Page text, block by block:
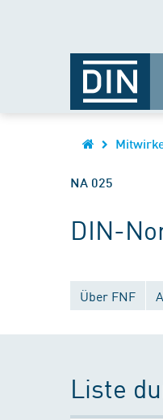
NA 025
DIN-
Über FNF
Liste